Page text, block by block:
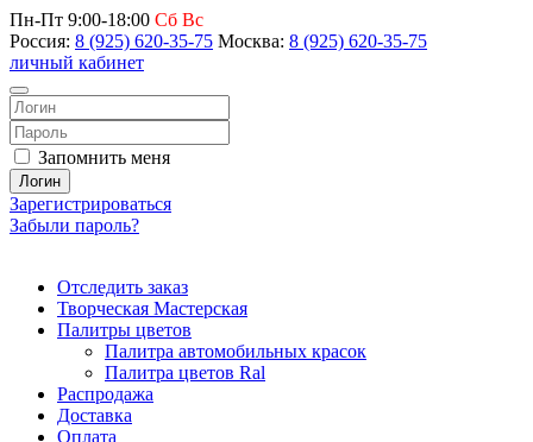
Пн-Пт 9:00-18:00 Сб Вс
Россия: 8 (925) 620-35-75 Москва: 8 (925) 620-35-75
личный кабинет
Запомнить меня
Логин
Зарегистрироваться
Забыли пароль?
Отследить заказ
Творческая Мастерская
Палитры цветов
Палитра автомобильных красок
Палитра цветов Ral
Распродажа
Доставка
Оплата